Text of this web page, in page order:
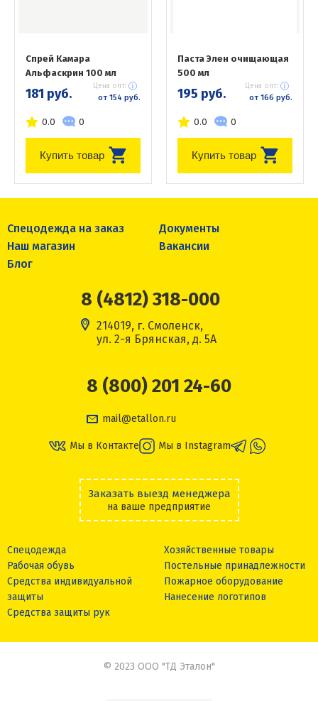
Спрей Камара
Альфаскрин 100 мл
181 руб. Цена опт:
от 154 руб.
0.0 0
Купить товар
Паста Элен очищающая
500 мл
195 руб. Цена опт:
от 166 руб.
0.0 0
Купить товар
Спецодежда на заказ
Документы
Наш магазин
Вакансии
Блог
8 (4812) 318-000
214019, г. Смоленск,
ул. 2-я Брянская, д. 5А
8 (800) 201 24-60
mail@etallon.ru
Мы в Контакте Мы в Instagram
Заказать выезд менеджера
на ваше предприятие
Спецодежда
Рабочая обувь
Средства индивидуальной
защиты
Средства защиты рук
Хозяйственные товары
Постельные принадлежности
Пожарное оборудование
Нанесение логотипов
© 2023 ООО "ТД Эталон"